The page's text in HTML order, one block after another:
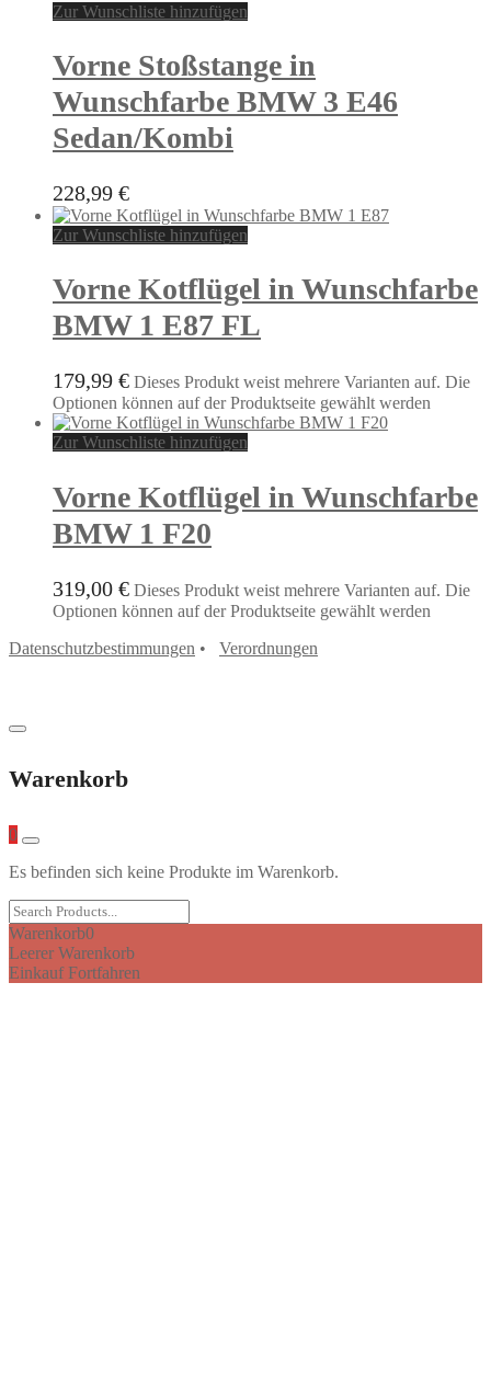
Zur Wunschliste hinzufügen
Vorne Stoßstange in
Wunschfarbe BMW 3 E46
Sedan/Kombi
228,99 €
Zur Wunschliste hinzufügen
Vorne Kotflügel in Wunschfarbe
BMW 1 E87 FL
179,99 € Dieses Produkt weist mehrere Varianten auf. Die
Optionen können auf der Produktseite gewählt werden
Zur Wunschliste hinzufügen
Vorne Kotflügel in Wunschfarbe
BMW 1 F20
319,00 € Dieses Produkt weist mehrere Varianten auf. Die
Optionen können auf der Produktseite gewählt werden
Datenschutzbestimmungen • Verordnungen
Warenkorb
0
Es befinden sich keine Produkte im Warenkorb.
Warenkorb0
Leerer Warenkorb
Einkauf Fortfahren